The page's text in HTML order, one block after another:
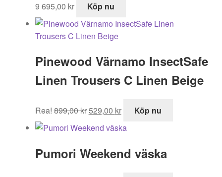
9 695,00 kr Köp nu
Pinewood Värnamo InsectSafe
Linen Trousers C Linen Beige
Rea! 899,00kr
ursprungliga
priset
899,00 kr.
529,00 kr
nuvarande
priset
529,00 kr.
Köp nu
Pumori Weekend väska